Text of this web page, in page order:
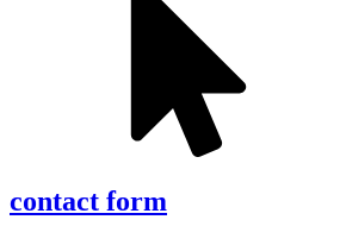
contact form